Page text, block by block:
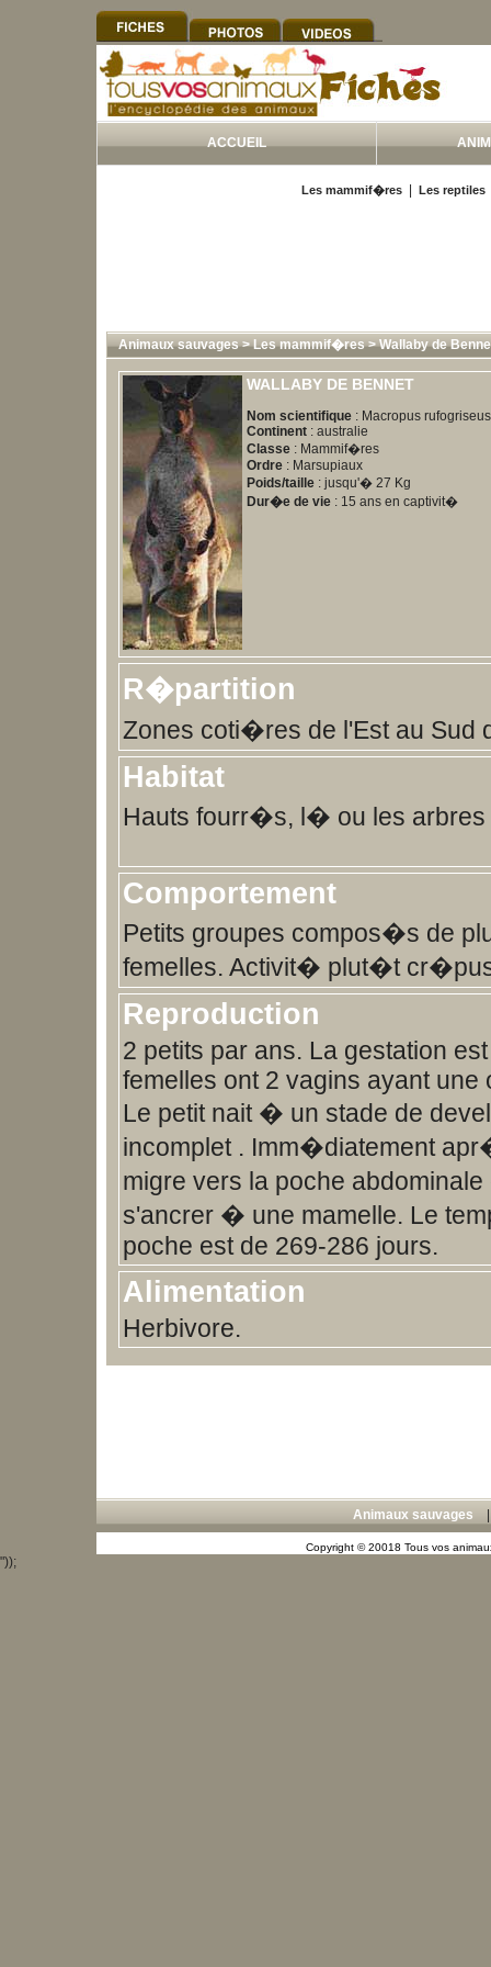
ACCUEIL
Les mammif�res| Les reptiles
Animaux sauvages>Les mammif�res>Wallaby de
WALLABY DE BENNET
Nom scientifique: Macropus rufogriseus
Continent: australie
Classe: Mammif�res
Ordre: Marsupiaux
Poids/taille: jusqu'� 27 Kg
Dur�e de vie: 15 ans en captivit�
R�partition
Zones coti�res de l'Est au Sud
Habitat
Hauts fourr�s, l� ou les
Comportement
Petits groupes compos�s de
femelles. Activit� plut�t
Reproduction
2 petits par ans. La gestation
femelles ont 2 vagins ayant une
Le petit nait � un stade de
incomplet . Imm�diatement
migre vers la poche
s'ancrer � une mamelle. Le
poche est de 269-286 jours.
Alimentation
Herbivore.
Animaux sauvages
Copyright © 20018 Tous vos
"));